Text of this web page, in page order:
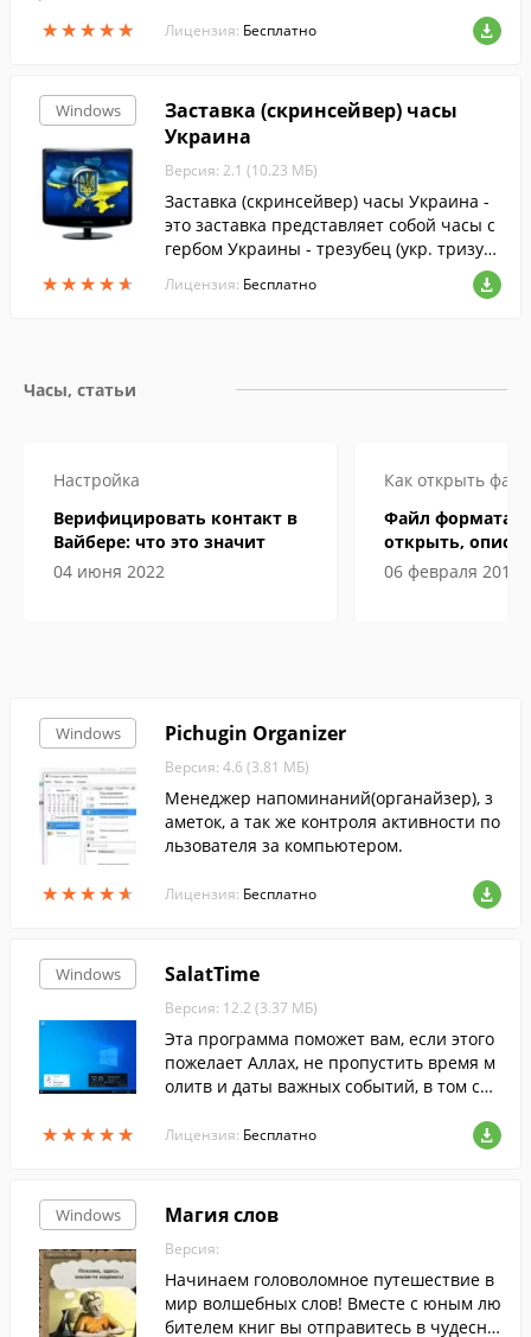
★★★★★
★★★★★ Лицензия: Бесплатно
Windows
★★★★★
★★★★★
Заставка (скринсейвер) часы
Украина
Версия: 2.1 (10.23 МБ)
Заставка (скринсейвер) часы Украина -
это заставка представляет собой часы с
гербом Украины - трезубец (укр. тризуб)
Лицензия: Бесплатно
Часы, статьи
Настройка
Верифицировать контакт в
Вайбере: что это значит
04 июня 2022
Как открыть файл
Файл формата
открыть,
особенности
06 февраля 2019
Windows
★★★★★
★★★★★
Pichugin Organizer
Версия: 4.6 (3.81 МБ)
Менеджер напоминаний(органайзер), з
аметок, а так же контроля активности по
льзователя за компьютером.
Лицензия: Бесплатно
Windows
★★★★★
★★★★★
SalatTime
Версия: 12.2 (3.37 МБ)
Эта программа поможет вам, если этого
пожелает Аллах, не пропустить время м
олитв и даты важных событий, в том слу
за компьютером.
Лицензия: Бесплатно
Windows Магия слов
Версия:
Начинаем головоломное путешествие в
мир волшебных слов! Вместе с юным лю
бителем книг вы отправитесь в чудесну